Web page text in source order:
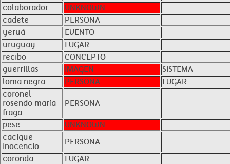
colaborador
UNKNOWN
cadete
PERSONA
yeruá
EVENTO
uruguay
LUGAR
recibo
CONCEPTO
guerrillas
IMAGEN
SISTEMA
loma negra
PERSONA
LUGAR
coronel
rosendo maría
fraga
PERSONA
pese
UNKNOWN
cacique
inocencio
PERSONA
coronda
LUGAR